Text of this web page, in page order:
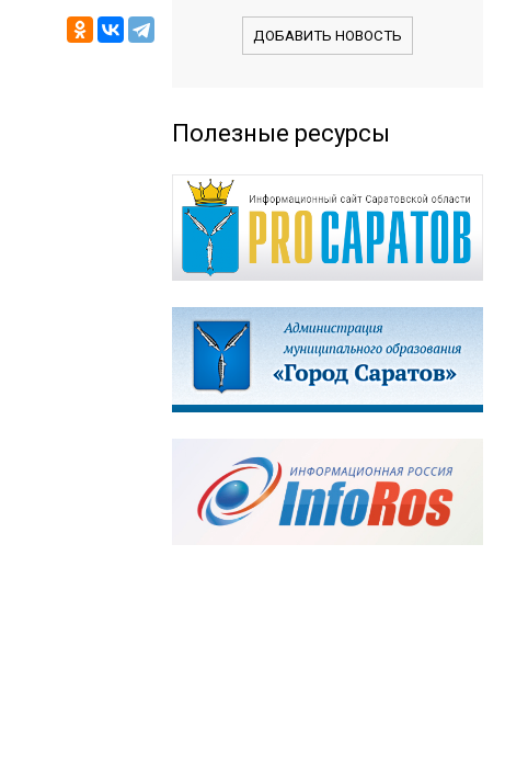
ДОБАВИТЬ НОВОСТЬ
Полезные ресурсы